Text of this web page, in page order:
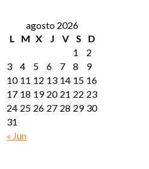
agosto 2026
L
M X J V S D
« Jun
1
2
3
4 5 6 7 8
9
10 11 12 13 14 15 16
17 18 19 20 21 22 23
24 25 26 27 28 29 30
31